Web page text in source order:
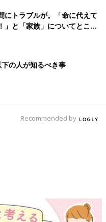
にトラブルが。「命に代えて
」と「家族」についてとこと
【シングルマザー体験談】
の人が知るべき事
Recommended by